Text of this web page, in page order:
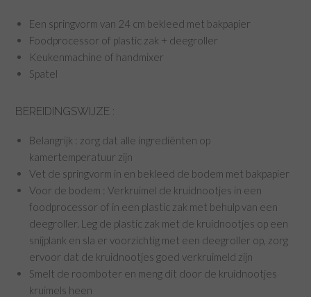
Een springvorm van 24 cm bekleed met bakpapier
Foodprocessor of plastic zak + deegroller
Keukenmachine of handmixer
Spatel
BEREIDINGSWIJZE :
Belangrijk : zorg dat alle ingrediënten op
kamertemperatuur zijn
Vet de springvorm in en bekleed de bodem met bakpapier
Voor de bodem : Verkruimel de kruidnootjes in een
foodprocessor of in een plastic zak met behulp van een
deegroller. Leg de plastic zak met de kruidnootjes op een
snijplank en sla er voorzichtig met een deegroller op, zorg
ervoor dat de kruidnootjes goed verkruimeld zijn
Smelt de roomboter en meng dit door de kruidnootjes
kruimels heen